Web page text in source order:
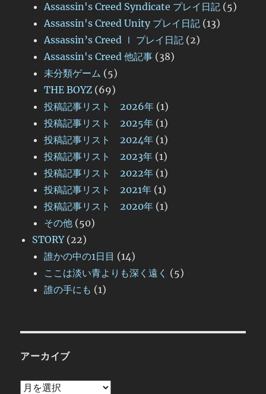
Assassin's Creed Syndicate プレイ日記 (5)
Assassin's Creed Unity プレイ日記 (13)
Assassin’s Creed Ⅰ プレイ日記 (2)
Assassin's Creed 他記事 (38)
未分類ゲーム (5)
THE BOYZ (69)
投稿記事リスト 2026年 (1)
投稿記事リスト 2025年 (1)
投稿記事リスト 2024年 (1)
投稿記事リスト 2023年 (1)
投稿記事リスト 2022年 (1)
投稿記事リスト 2021年 (1)
投稿記事リスト 2020年 (1)
その他 (50)
STORY(22)
誰かの中の1日目 (14)
ここは淡い青よりも深く遠く (5)
誰の手にも (1)
アーカイブ
ア